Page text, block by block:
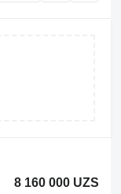
8 160 000 UZS